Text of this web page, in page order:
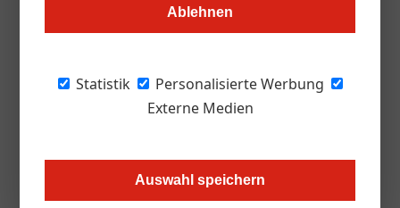
Ablehnen
Statistik
Personalisierte Werbung
Externe Medien
Auswahl speichern
es derzeit Schlag auf Schlag: Vorarl­berg, Tirol, Salzburg und
Kärnten waren die ersten Stationen, an denen dieser
Jetzt war man in der Steiermark, genauer
Tourismus in Aigen im Ennstal zu Gast. Für
die perfekte Organisation zeichneten diesmal